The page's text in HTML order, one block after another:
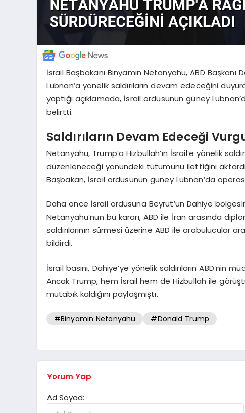
İsrail Başbakanı Binyamin Netanyahu, ABD
Lübnan’a yönelik saldırıların devam edeceğini
yaptığı açıklamada, İsrail ordusunun güney
belirtti.
Saldırıların Devam Edeceği
Netanyahu, Trump’a Hizbullah’ın İsrail’e yönelik
düzenleneceği yönündeki tutumunu ilettiğini
Başbakan, İsrail ordusunun güney Lübnan’da
Daha önce İsrail ordusuna Beyrut’un Dahiye
Netanyahu’nun bu kararı, ABD ile İran arasında
saldırılarının sürmesi üzerine ABD ile arabulucular
bildirdi.
İsrail basını, Dahiye’ye yönelik saldırıların
Ancak Trump, hem İsrail hem de Hizbullah ile
mutabık kaldığını paylaşmıştı.
#Binyamin Netanyahu #Donald Trump
Yorum Yap
Ad Soyad: